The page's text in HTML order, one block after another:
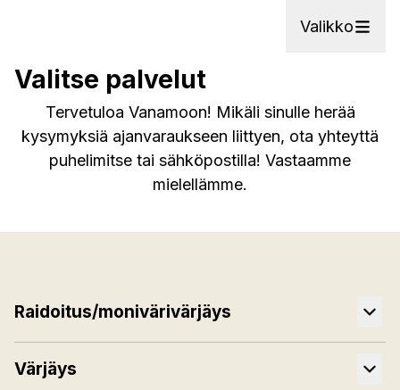
Valikko
Valitse palvelut
Tervetuloa Vanamoon! Mikäli sinulle herää
kysymyksiä ajanvaraukseen liittyen, ota yhteyttä
puhelimitse tai sähköpostilla! Vastaamme
mielellämme.
Raidoitus/monivärivärjäys
Värjäys